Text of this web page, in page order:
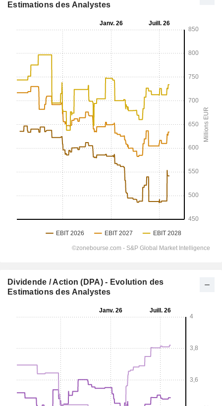
Estimations des Analystes
Dividende / Action (DPA) - Evolution des
Estimations des Analystes